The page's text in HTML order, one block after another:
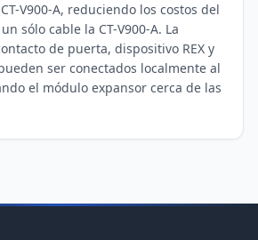
V900-A, reduciendo los costos del
sólo cable la CT-V900-A. La
de puerta, dispositivo REX y
ser conectados localmente al
el módulo expansor cerca de las